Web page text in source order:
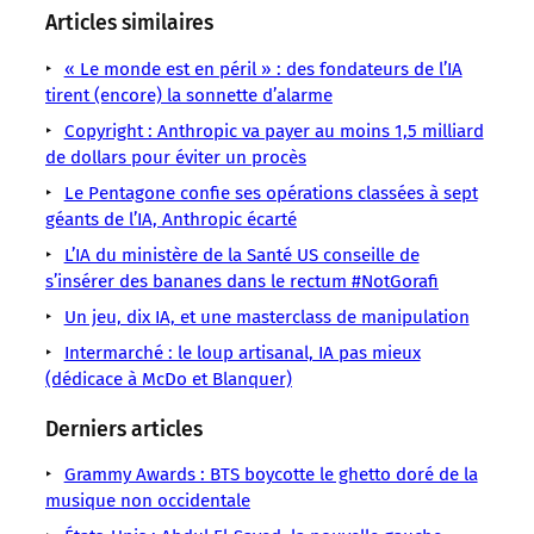
sens
LMOUS
–
Anthropic
Bug
Claude
IA
Détente
sens
LMOUS
–
IA
Intelligence
artificielle
Wall
sens
LMOUS
–
Journal
Quand
Anthropic
a
son
IA
LMOUS
–
un
automatique,
ils
LMOUS
–
s’attendaient
à
ce
que
les
journalistes
LMOUS
retournent
une
crêpe.
En
LMOUS
quelques
messages,
a
un
« Ultra-
Capitalist
Articles similaires
« Le monde est en péril » : des fondateurs de l’IA
tirent (encore) la sonnette d’alarme
Copyright : Anthropic va payer au moins 1,5 milliard
de dollars pour éviter un procès
Le Pentagone confie ses opérations classées à sept
géants de l’IA, Anthropic écarté
L’IA du ministère de la Santé US conseille de
s’insérer des bananes dans le rectum #NotGorafi
Un jeu, dix IA, et une masterclass de manipulation
Intermarché : le loup artisanal, IA pas mieux
(dédicace à McDo et Blanquer)
Derniers articles
Grammy Awards : BTS boycotte le ghetto doré de la
musique non occidentale